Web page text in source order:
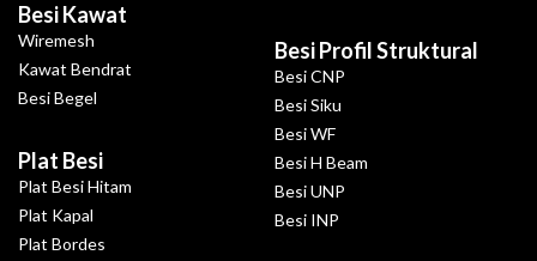
Besi Kawat
Wiremesh
Kawat Bendrat
Besi Begel
Plat Besi
Plat Besi Hitam
Plat Kapal
Plat Bordes
Besi Profil Struktural
Besi CNP
Besi Siku
Besi WF
Besi H Beam
Besi UNP
Besi INP